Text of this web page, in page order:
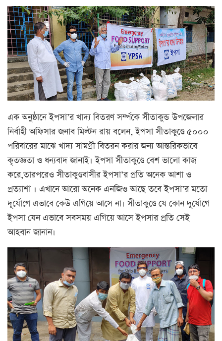
এক অনুষ্ঠানে ইপসা’র খাদ্য বিতরণ সর্ম্পকে সীতাকুন্ড উপজেলার
নির্বাহী অফিসার জনাব মিল্টন রায় বলেন, ইপসা সীতাকুণ্ডে ৫০০০
পরিবারের মাঝে খাদ্য সামগ্রী বিতরন করার জন্য আন্তরিকভাবে
কৃতজ্ঞতা ও ধন্যবাদ জানাই। ইপসা সীতাকুণ্ডে বেশ ভালো কাজ
করে,তারপরেও সীতাকুণ্ডবাসীর ইপসা’র প্রতি অনেক আশা ও
প্রত্যাশা । এখানে আরো অনেক এনজিও আছে তবে ইপসা’র মতো
দূর্যোগে এভাবে কেউ এগিয়ে আসে না। সীতাকুণ্ডে যে কোন দূর্যোগে
ইপসা যেন এভাবে সবসময় এগিয়ে আসে ইপসার প্রতি সেই
আহবান জানান।